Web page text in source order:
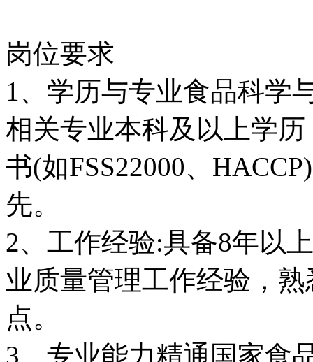
岗位要求
1、学历与专业食品科学
相关专业本科及以上学
书(如FSS22000、
先。
2、工作经验:具备8年以
业质量管理工作经验，
点。
3、专业能力精通国家食